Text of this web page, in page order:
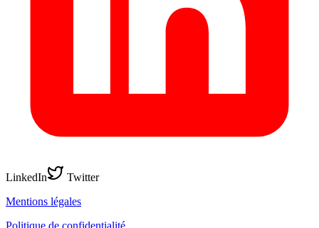
LinkedIn
Twitter
Mentions légales